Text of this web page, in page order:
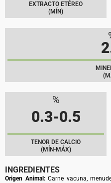
EXTRACTO ETÉREO
(MÍN)
%
0.3-0.5
TENOR DE CALCIO
(MÍN-MÁX)
INGREDIENTES
Origen Animal:Carne vacuna,